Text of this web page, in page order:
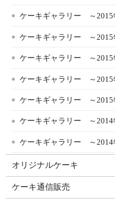
ケーキギャラリー ～2015
ケーキギャラリー ～2015
ケーキギャラリー ～2015
ケーキギャラリー ～2015
ケーキギャラリー ～2015
ケーキギャラリー ～2014
ケーキギャラリー ～2014
オリジナルケーキ
ケーキ通信販売